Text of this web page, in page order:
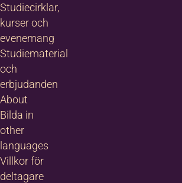
Studiecirklar,
kurser och
evenemang
Studiematerial
och
erbjudanden
About
Bilda in
other
languages
Villkor för
deltagare